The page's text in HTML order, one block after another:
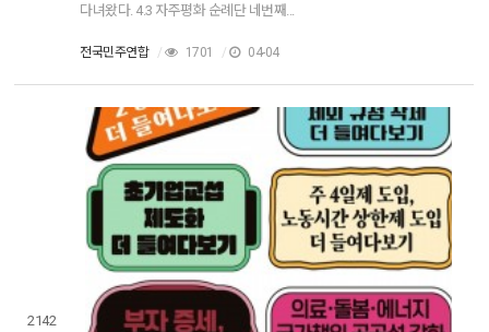
다녀왔다. 4.3 자주평화 순례단 네번째...
전국민주연합 / 1701 / 04-04
2142